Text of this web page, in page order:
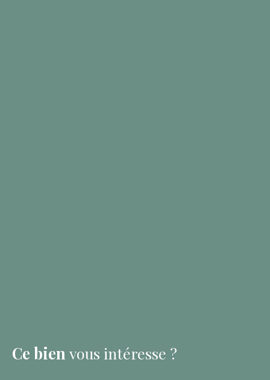
Ce bien vous intéresse ?